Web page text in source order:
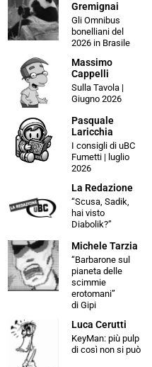
Gremignai
Gli Omnibus
bonelliani del
2026 in Brasile
Massimo
Cappelli
Sulla Tavola |
Giugno 2026
Pasquale
Laricchia
I consigli di uBC
Fumetti | luglio
2026
La Redazione
“Scusa, Sadik,
hai visto
Diabolik?”
Michele Tarzia
“Barbarone sul
pianeta delle
scimmie
erotomani”
di Gipi
Luca Cerutti
KeyMan: più pulp
di così non si può